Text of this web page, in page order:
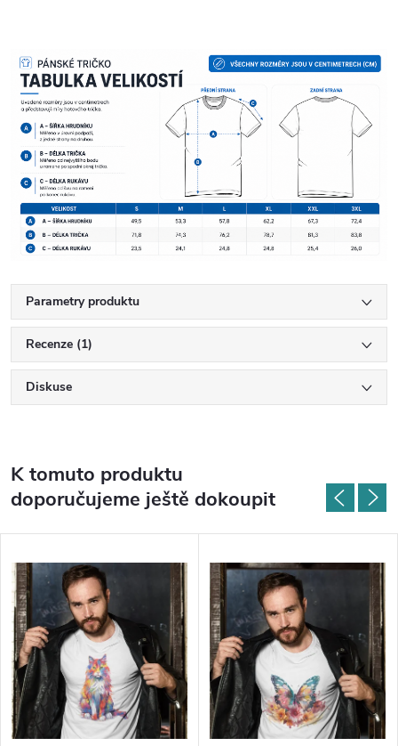
Parametry produktu
Recenze (1)
Diskuse
K tomuto produktu
doporučujeme ještě dokoupit